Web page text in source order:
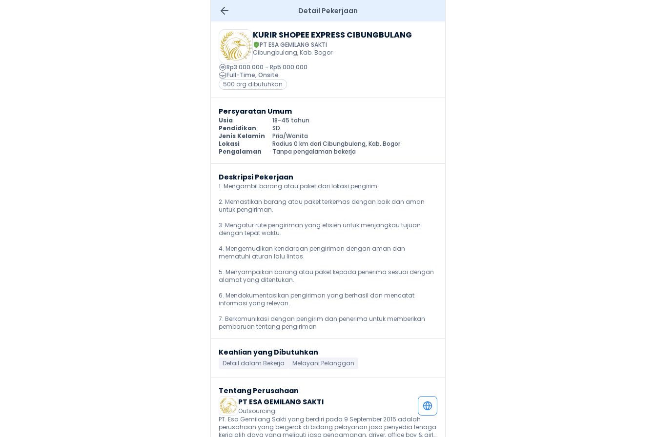
Detail Pekerjaan
KURIR SHOPEE EXPRESS CIBUNGBULANG
PT ESA GEMILANG SAKTI
Cibungbulang, Kab. Bogor
Rp3.000.000 - Rp5.000.000
Full-Time, Onsite
500 org dibutuhkan
Persyaratan Umum
Usia
18-45 tahun
Pendidikan
SD
Jenis Kelamin
Pria/Wanita
Lokasi
Radius 0 km dari Cibungbulang, Kab. Bogor
Pengalaman
Tanpa pengalaman bekerja
Deskripsi Pekerjaan
1. Mengambil barang atau paket dari lokasi pengirim.
2. Memastikan barang atau paket terkemas dengan baik dan aman
untuk pengiriman.
3. Mengatur rute pengiriman yang efisien untuk menjangkau tujuan
dengan tepat waktu.
4. Mengemudikan kendaraan pengiriman dengan aman dan
mematuhi aturan lalu lintas.
5. Menyampaikan barang atau paket kepada penerima sesuai dengan
alamat yang ditentukan.
6. Mendokumentasikan pengiriman yang berhasil dan mencatat
informasi yang relevan.
7. Berkomunikasi dengan pengirim dan penerima untuk memberikan
pembaruan tentang pengiriman
Keahlian yang Dibutuhkan
Detail dalam Bekerja Melayani Pelanggan
Tentang Perusahaan
PT ESA GEMILANG SAKTI
Outsourcing
PT. Esa Gemilang Sakti yang berdiri pada 9 September 2015 adalah
perusahaan yang bergerak di bidang pelayanan jasa penyedia tenaga
kerja alih daya yang meliputi jasa pengamanan, driver, office boy & girl,